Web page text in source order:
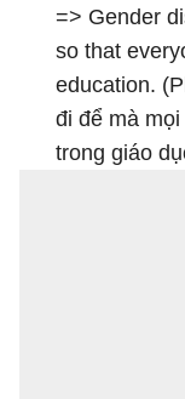
=> Gender
so that
education.
đi để mà
trong giáo